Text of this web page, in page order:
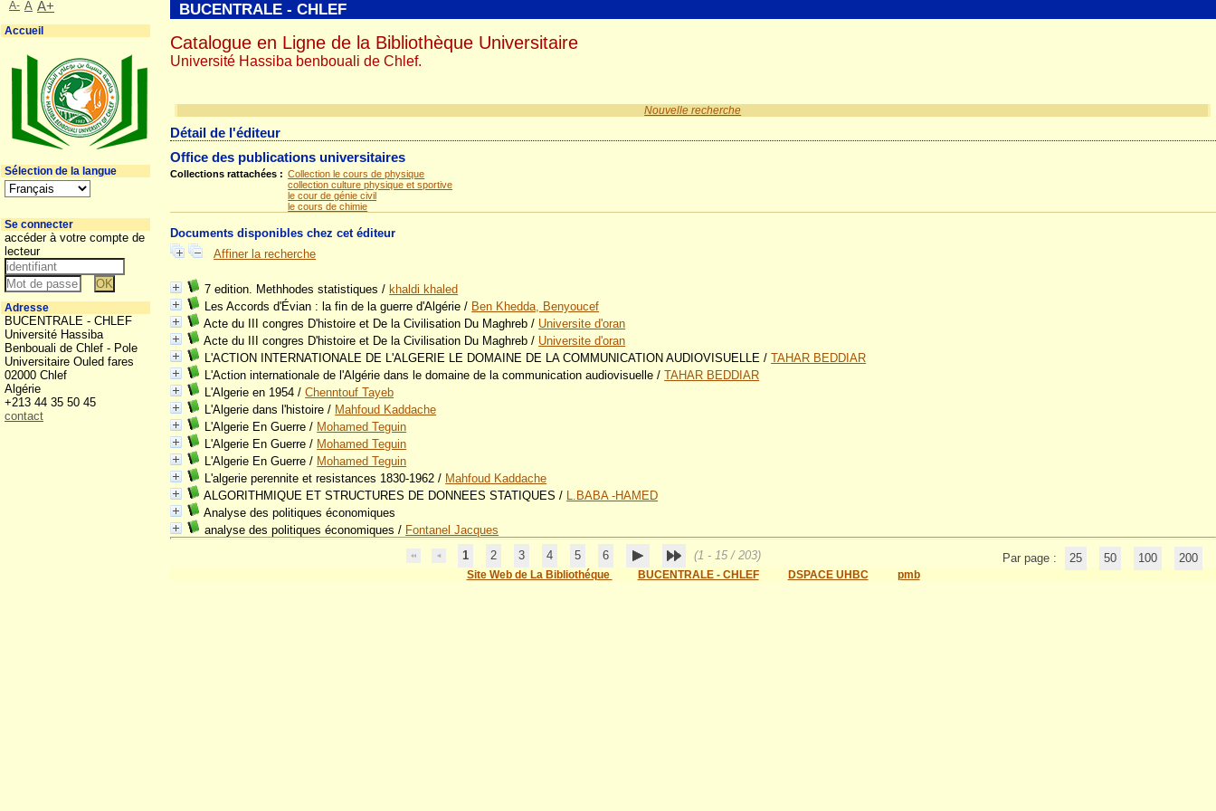
Nouvelle recherche
Détail de l'éditeur
Office des publications universitaires
Collections rattachées : Collection le cours de physique
collection culture physique et sportive
le cour de génie civil
le cours de chimie
Documents disponibles chez cet éditeur
Affiner la recherche
7 edition. Methhodes statistiques / khaldi khaled
Les Accords d'Évian : la fin de la guerre d'Algérie / Ben Khedda, Benyoucef
Acte du III congres D'histoire et De la Civilisation Du Maghreb / Universite d'oran
Acte du III congres D'histoire et De la Civilisation Du Maghreb / Universite d'oran
L'ACTION INTERNATIONALE DE L'ALGERIE LE DOMAINE DE LA COMMUNICATION AUDIOVISUELLE /TAHAR BEDDIAR
L'Action internationale de l'Algérie dans le domaine de la communication audiovisuelle /TAHAR BEDDIAR
L'Algerie en 1954 /Chenntouf Tayeb
L'Algerie dans l'histoire / Mahfoud Kaddache
L'Algerie En Guerre / Mohamed Teguin
L'Algerie En Guerre / Mohamed Teguin
L'Algerie En Guerre / Mohamed Teguin
L'algerie perennite et resistances 1830-1962 / Mahfoud Kaddache
ALGORITHMIQUE ET STRUCTURES DE DONNEES STATIQUES / L.BABA -HAMED
Analyse des politiques économiques
analyse des politiques économiques / Fontanel Jacques
1
2 3 4 5 6 (1 - 15 / 203) Par page : 25 50 100 200
Site Web de La Bibliothéque BUCENTRALE - CHLEF DSPACE UHBC pmb
BUCENTRALE - CHLEF
Catalogue en Ligne de la Bibliothèque Universitaire
Université Hassiba benbouali de Chlef.
A- A A+
Accueil
Sélection de la langue
Se connecter
accéder à votre compte de
lecteur
Adresse
BUCENTRALE - CHLEF
Université Hassiba
Benbouali de Chlef - Pole
Universitaire Ouled fares
02000 Chlef
Algérie
+213 44 35 50 45
contact